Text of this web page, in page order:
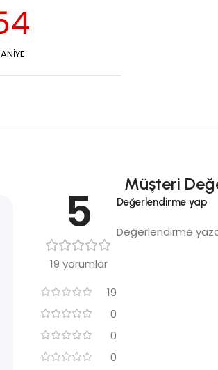
Müşteri
5
19 yorumlar
19
0
0
0
Değerlendirme yap
Değerlendirme